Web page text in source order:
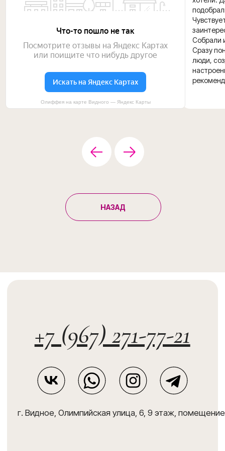
Собрали
Сразу
люди,
Олиффея на карте Видного — Яндекс Карты
НАЗАД